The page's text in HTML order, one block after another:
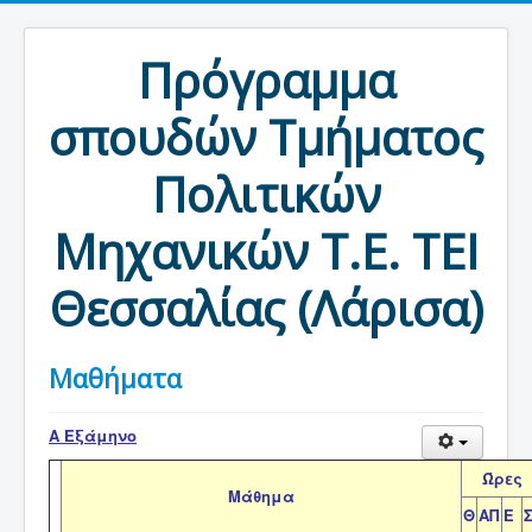
Πρόγραμμα
σπουδών Τμήματος
Πολιτικών
Μηχανικών Τ.Ε. ΤΕΙ
Θεσσαλίας (Λάρισα)
Μαθήματα
Α Εξάμηνο
Μάθημα
Ώρες
ΘΑΠ Ε Σ